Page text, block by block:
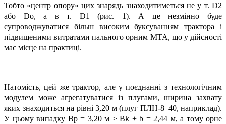
Тобто «центр опору» цих знарядь знаходитиметься не у т. D2
або Dо, а в т. D1 (рис. 1). А це незмінно буде
супроводжуватися більш високим буксуванням трактора і
підвищеними витратами пального орним МТА, що у дійсності
має місце на практиці.
Натомість, цей же трактор, але у поєднанні з технологічним
модулем може агрегатуватися із плугами, ширина захвату
яких знаходиться на рівні 3,20 м (плуг ПЛН-8–40, наприклад).
У цьому випадку Вр = 3,20 м > Вk + b = 2,44 м, а тому орне